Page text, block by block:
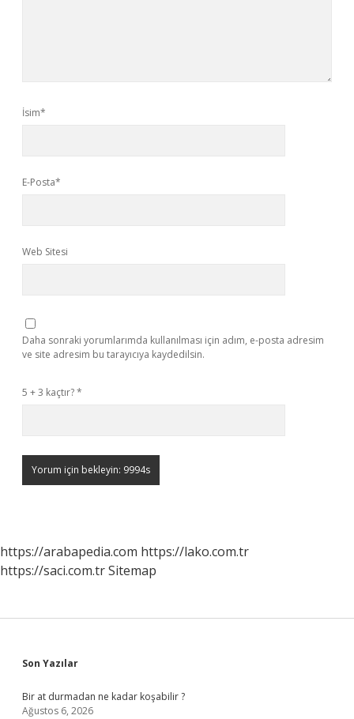
İsim*
E-Posta*
Web Sitesi
Daha sonraki yorumlarımda kullanılması için adım, e-posta adresim
ve site adresim bu tarayıcıya kaydedilsin.
5 + 3 kaçtır?*
https://arabapedia.com https://lako.com.tr
https://saci.com.trSitemap
Sidebar
Son Yazılar
Bir at durmadan ne kadar koşabilir ?
Ağustos 6, 2026